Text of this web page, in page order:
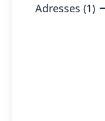
Adresses (1)